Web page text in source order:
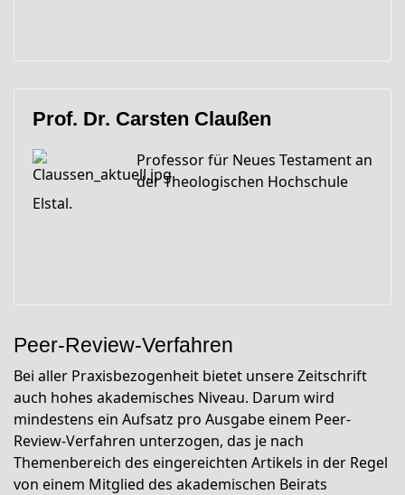
Prof. Dr. Carsten Claußen
Professor für Neues Testament an
der Theologischen Hochschule
Elstal.
Peer-Review-Verfahren
Bei aller Praxisbezogenheit bietet unsere Zeitschrift
auch hohes akademisches Niveau. Darum wird
mindestens ein Aufsatz pro Ausgabe einem Peer-
Review-Verfahren unterzogen, das je nach
Themenbereich des eingereichten Artikels in der Regel
von einem Mitglied des akademischen Beirats